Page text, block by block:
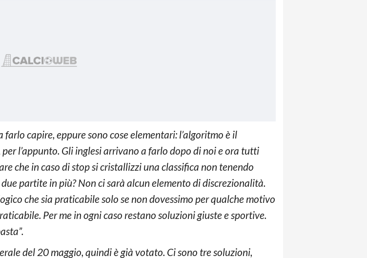
farlo capire, eppure sono cose elementari: l’algoritmo è il
l’appunto. Gli inglesi arrivano a farlo dopo di noi e ora tutti
che in caso di stop si cristallizzi una classifica non tenendo
partite in più? Non ci sarà alcun elemento di discrezionalità.
che sia praticabile solo se non dovessimo per qualche motivo
Per me in ogni caso restano soluzioni giuste e sportive.
del 20 maggio, quindi è già votato. Ci sono tre soluzioni,